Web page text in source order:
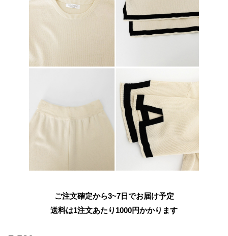
ご注文確定から3~7日でお届け予定
送料は1注文あたり 1000円かかります